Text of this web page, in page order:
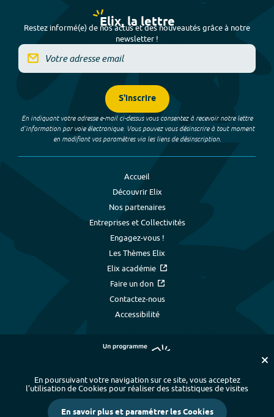
Elix, la lettre
Restez informé(e) de nos actus et des nouveautés grâce à notre
newsletter !
S'inscrire
En indiquant votre adresse e-mail ci-dessus vous consentez à recevoir notre lettre
d’information par voie électronique. Vous pouvez vous désinscrire à tout moment
en modifiant vos paramètres via les liens de désinscription.
Accueil
Découvrir Elix
Nos partenaires
Entreprises et Collectivités
Engagez-vous !
Les Thèmes Elix
Elix académie
Faire un don
Contactez-nous
Accessibilité
Plan du site - Index alphabétique
-
Mentions légales et données personnelles
- Paramétrer les cookies
En poursuivant votre navigation sur ce site, vous acceptez
l’utilisation de Cookies pour réaliser des statistiques de visites
En savoir plus et paramétrer les Cookies